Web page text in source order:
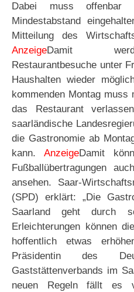
Dabei muss
Mindestabstand
Mitteilung des
AnzeigeDamit
Restaurantbesuche unter
Haushalten wieder
kommenden Montag
das Restaurant
saarländische
die Gastronomie ab
kann. AnzeigeDamit
Fußballübertragungen
ansehen. Saar-
(SPD) erklärt: „Die
Saarland geht durch
Erleichterungen können
hoffentlich etwas
Präsidentin des
Gaststättenverbands im
neuen Regeln fällt es